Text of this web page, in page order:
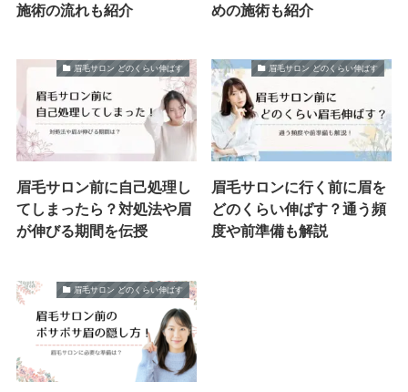
施術の流れも紹介
めの施術も紹介
眉毛サロン どのくらい伸ばす
眉毛サロン前に自己処理し
てしまったら？対処法や眉
が伸びる期間を伝授
眉毛サロン どのくらい伸ばす
眉毛サロンに行く前に眉を
どのくらい伸ばす？通う頻
度や前準備も解説
眉毛サロン どのくらい伸ばす